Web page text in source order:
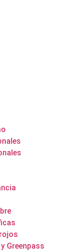
Greenpass